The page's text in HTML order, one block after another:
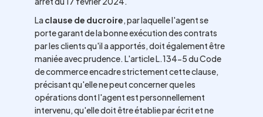
La clause de ducroire, par laquelle l'agent se
porte garant de la bonne exécution des contrats
par les clients qu'il a apportés, doit également être
maniée avec prudence. L'article L.134-5 du Code
de commerce encadre strictement cette clause,
précisant qu'elle ne peut concerner que les
opérations dont l'agent est personnellement
intervenu, qu'elle doit être établie par écrit et ne